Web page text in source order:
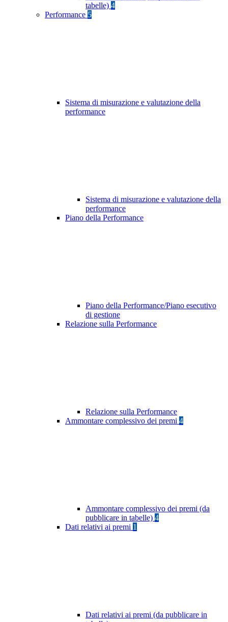
tabelle) 4
Performance 5
Sistema di misurazione e valutazione della
performance
Sistema di misurazione e valutazione della
performance
Piano della Performance
Piano della Performance/Piano esecutivo
di gestione
Relazione sulla Performance
Relazione sulla Performance
Ammontare complessivo dei premi 4
Ammontare complessivo dei premi (da
pubblicare in tabelle) 4
Dati relativi ai premi 1
Dati relativi ai premi (da pubblicare in